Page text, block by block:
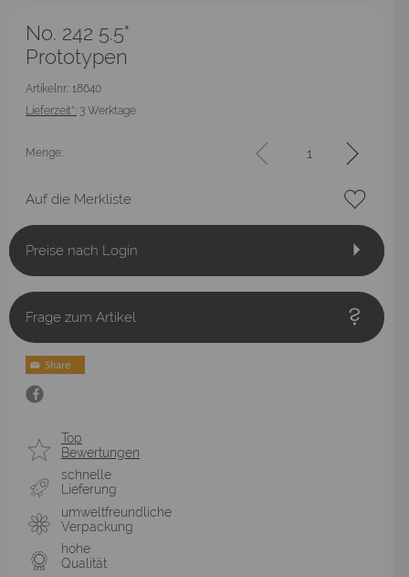
No. 242 5.5"
Prototypen
Artikelnr.: 18640
Lieferzeit*: 3 Werktage
Menge:
Auf die Merkliste
Preise nach Login
Frage zum Artikel
Top
Bewertungen
schnelle
Lieferung
umweltfreundliche
Verpackung
hohe
Qualität